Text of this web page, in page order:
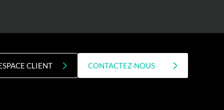
CLIENT CONTACTEZ-NOUS